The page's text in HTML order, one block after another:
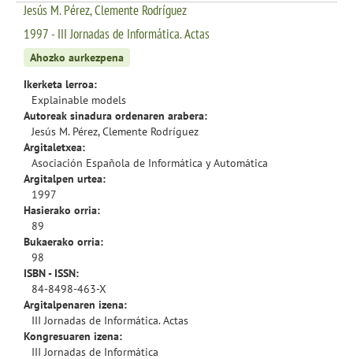
Jesús M. Pérez, Clemente Rodríguez
1997 - III Jornadas de Informática. Actas
Ahozko aurkezpena
Ikerketa lerroa:
Explainable models
Autoreak sinadura ordenaren arabera:
Jesús M. Pérez, Clemente Rodríguez
Argitaletxea:
Asociación Española de Informática y Automática
Argitalpen urtea:
1997
Hasierako orria:
89
Bukaerako orria:
98
ISBN - ISSN:
84-8498-463-X
Argitalpenaren izena:
III Jornadas de Informática. Actas
Kongresuaren izena:
III Jornadas de Informática